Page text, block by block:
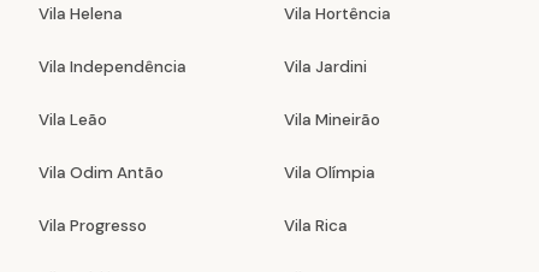
Vila Helena Vila Hortência
Vila Independência Vila Jardini
Vila Leão Vila Mineirão
Vila Odim Antão Vila Olímpia
Vila Progresso Vila Rica